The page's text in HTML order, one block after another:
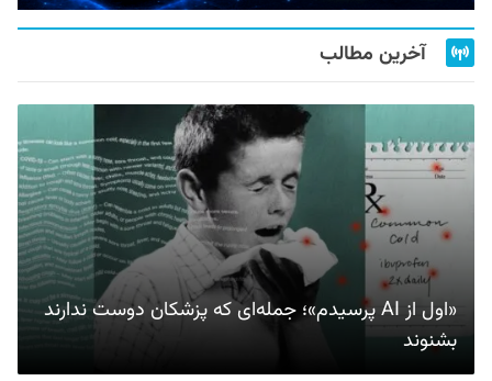
آخرین مطالب
«اول از AI پرسیدم»؛ جمله‌ای که پزشکان دوست ندارند
بشنوند